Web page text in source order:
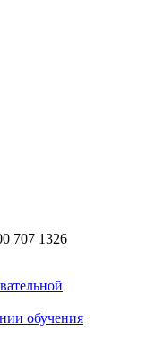
707 1326
обучения